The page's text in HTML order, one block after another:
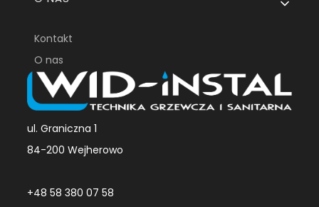
Kontakt
O nas
ul. Graniczna 1
84-200 Wejherowo
+48 58 380 07 58